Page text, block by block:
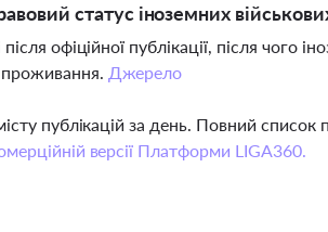
статус іноземних
офіційної публікації, після чого
Джерело
публікацій за день. Повний
версії Платформи LIGA360.